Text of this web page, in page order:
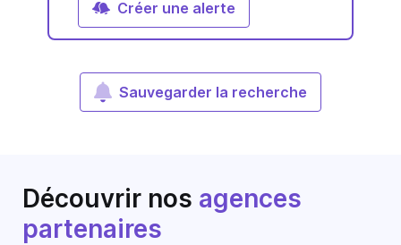
Créer une alerte
Sauvegarder la recherche
Découvrir nos agences
partenaires